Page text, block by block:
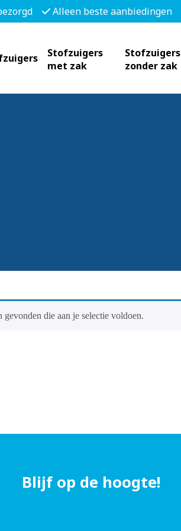
Alleen beste aanbiedingen
Stofzuigers
met zak
Stofzuigers
zonder zak
gevonden die aan je selectie voldoen.
Blijf op de hoogte!